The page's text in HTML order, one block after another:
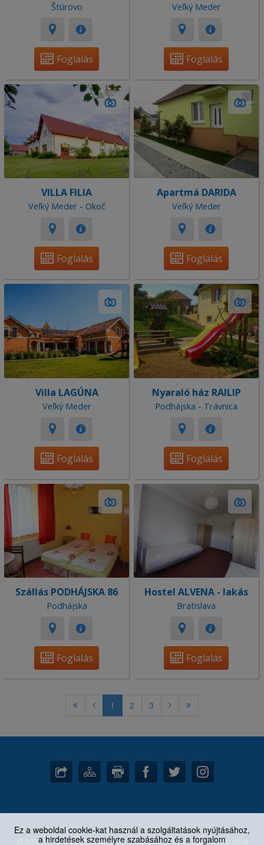
Ez a weboldal cookie-kat használ a szolgáltatások nyújtásához,
a hirdetések személyre szabásához és a forgalom
Štúrovo
Foglalás
Veľký Meder
Foglalás
VILLA FILIA
Veľký Meder - Okoč
Foglalás
Apartmá DARIDA
Veľký Meder
Foglalás
Villa LAGÚNA
Veľký Meder
Foglalás
Nyaraló ház RAILIP
Podhájska - Trávnica
Foglalás
Szállás PODHÁJSKA 86
Podhájska
Foglalás
Hostel ALVENA - lakás
Bratislava
Foglalás
1 2 3
© 2026 |1-2-3-ubytovanie.sk| Všetky práva vyhradené. Aktuálna